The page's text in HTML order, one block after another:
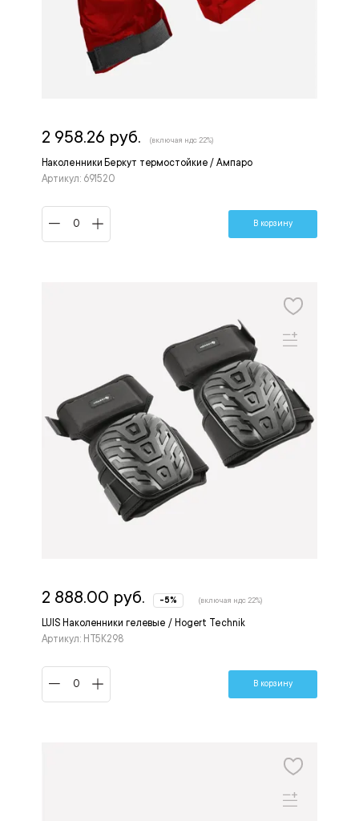
Наколенники Беркут термостойкие / Ампаро
Артикул: 691520
2 958.26 руб. (включая ндс 22%)
В корзину
LUIS Наколенники гелевые / Hogert Technik
Артикул: HT5K298
2 888.00 руб. -5% (включая ндс 22%)
В корзину